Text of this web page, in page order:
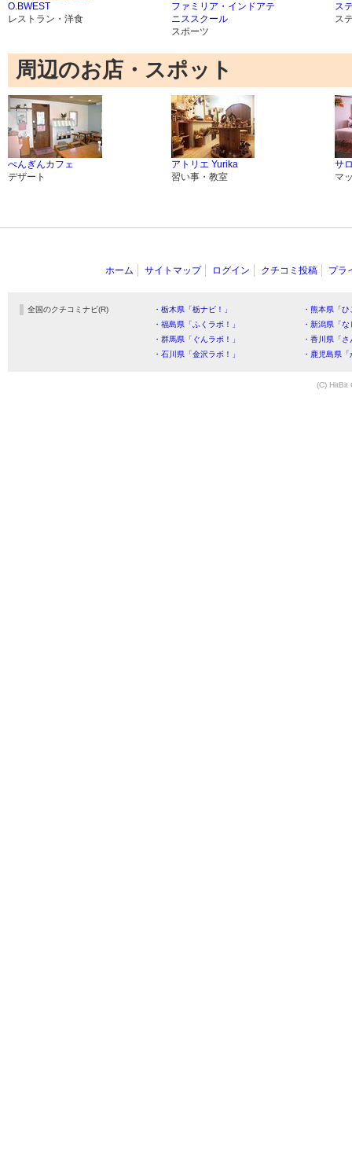
O.BWEST
レストラン・洋食
ファミリア・インドアテ
ニススクール
スポーツ
ス
ス
周辺のお店・スポット
ぺんぎんカフェ
デザート
アトリエ Yurika
習い事・教室
サ
マ
ホーム サイトマップ ログイン クチコミ投稿 プラ
全国のクチコミナビ(R) ・栃木県「栃ナビ！」
・熊本県「
・福島県「ふくラボ！」
・新潟県「
・群馬県「ぐんラボ！」
・香川県「
・石川県「金沢ラボ！」
・鹿児島県
(C) HitBit